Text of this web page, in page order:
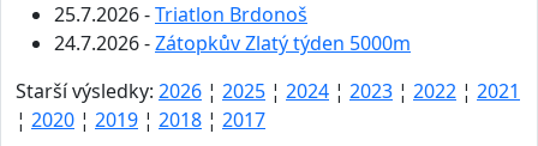
25.7.2026 -Triatlon Brdonoš
24.7.2026 -Zátopkův Zlatý týden 5000m
Starší výsledky: 2026 ¦ 2025 ¦ 2024 ¦ 2023 ¦ 2022 ¦ 2021
¦ 2020 ¦ 2019 ¦ 2018 ¦ 2017